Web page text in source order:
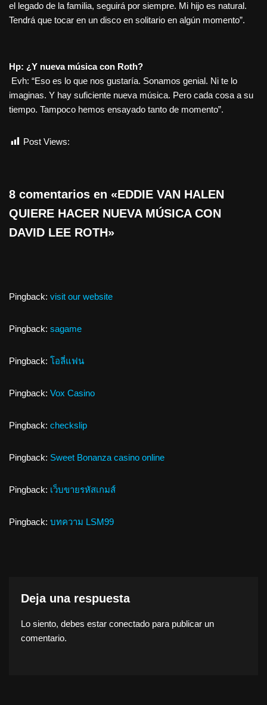
el legado de la familia, seguirá por siempre. Mi hijo es natural.
Tendrá que tocar en un disco en solitario en algún momento”.
Hp: ¿Y nueva música con Roth?
Evh: “Eso es lo que nos gustaría. Sonamos genial. Ni te lo
imaginas. Y hay suficiente nueva música. Pero cada cosa a su
tiempo. Tampoco hemos ensayado tanto de momento”.
Post Views:
8 comentarios en «EDDIE VAN HALEN
QUIERE HACER NUEVA MÚSICA CON
DAVID LEE ROTH»
Pingback: visit our website
Pingback: sagame
Pingback: โอลี่แฟน
Pingback: Vox Casino
Pingback: checkslip
Pingback: Sweet Bonanza casino online
Pingback: เว็บขายรหัสเกมส์
Pingback: บทความ LSM99
Deja una respuesta
Lo siento, debes estar conectado para publicar un
comentario.